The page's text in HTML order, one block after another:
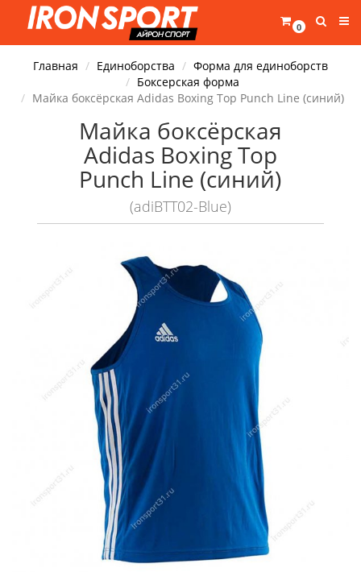
0
Главная Единоборства
Форма для единоборств
Боксерская форма
Майка боксёрская Adidas Boxing Top Punch Line (синий)
Майка боксёрская
Adidas Boxing Top
Punch Line (синий)
(adiBTT02-Blue)